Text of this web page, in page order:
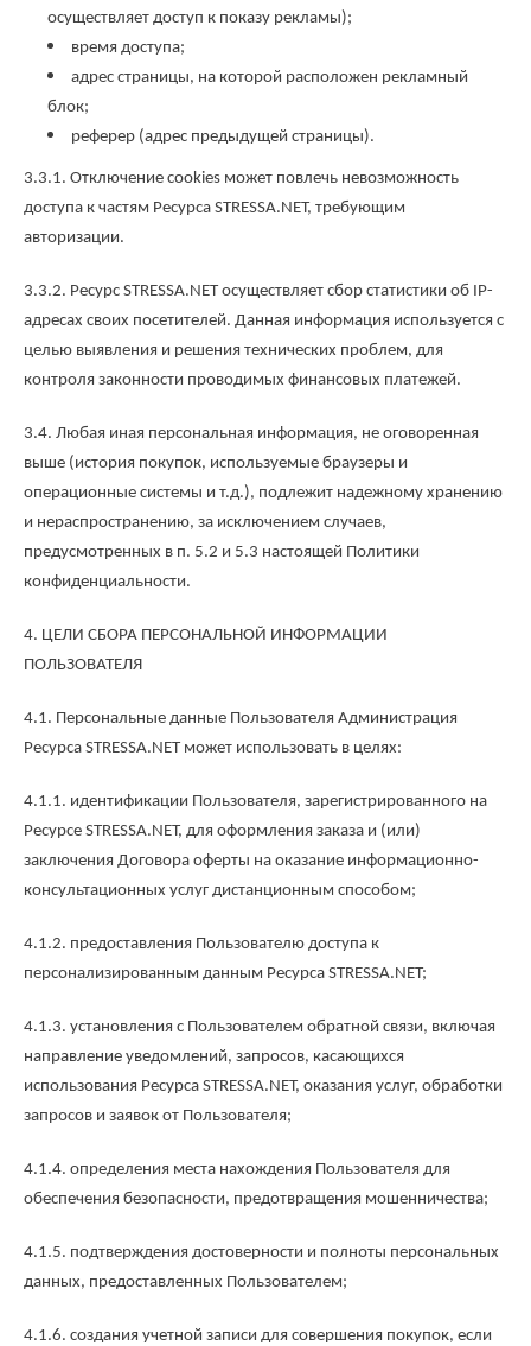
осуществляет доступ к показу рекламы);
время доступа;
адрес страницы, на которой расположен рекламный
блок;
реферер (адрес предыдущей страницы).
3.3.1. Отключение cookies может повлечь невозможность
доступа к частям Ресурса STRESSA.NET, требующим
авторизации.
3.3.2. Ресурс STRESSA.NET осуществляет сбор статистики об IP-
адресах своих посетителей. Данная информация используется с
целью выявления и решения технических проблем, для
контроля законности проводимых финансовых платежей.
3.4. Любая иная персональная информация, не оговоренная
выше (история покупок, используемые браузеры и
операционные системы и т.д.), подлежит надежному хранению
и нераспространению, за исключением случаев,
предусмотренных в п. 5.2 и 5.3 настоящей Политики
конфиденциальности.
4. ЦЕЛИ СБОРА ПЕРСОНАЛЬНОЙ ИНФОРМАЦИИ
ПОЛЬЗОВАТЕЛЯ
4.1. Персональные данные Пользователя Администрация
Ресурса STRESSA.NET может использовать в целях:
4.1.1. идентификации Пользователя, зарегистрированного на
Ресурсе STRESSA.NET, для оформления заказа и (или)
заключения Договора оферты на оказание информационно-
консультационных услуг дистанционным способом;
4.1.2. предоставления Пользователю доступа к
персонализированным данным Ресурса STRESSA.NET;
4.1.3. установления с Пользователем обратной связи, включая
направление уведомлений, запросов, касающихся
использования Ресурса STRESSA.NET, оказания услуг, обработки
запросов и заявок от Пользователя;
4.1.4. определения места нахождения Пользователя для
обеспечения безопасности, предотвращения мошенничества;
4.1.5. подтверждения достоверности и полноты персональных
данных, предоставленных Пользователем;
4.1.6. создания учетной записи для совершения покупок, если